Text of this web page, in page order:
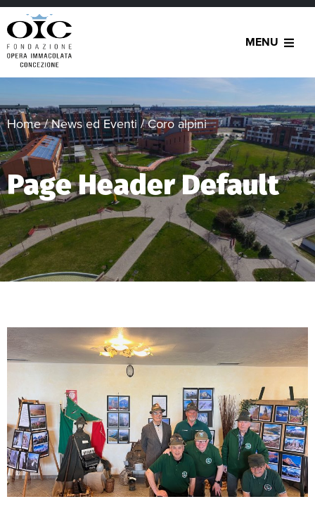
MENU
Home/News ed Eventi/Coro alpini
Page Header Default